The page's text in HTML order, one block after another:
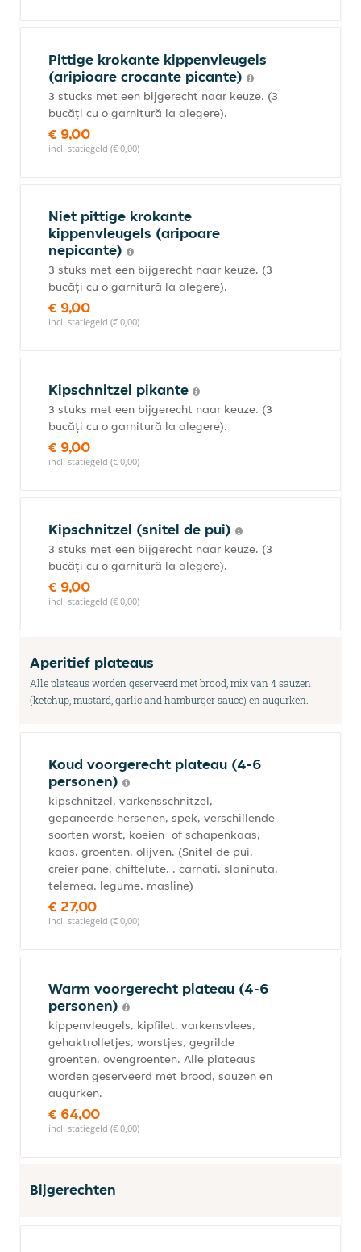
Pittige krokante kippenvleugels
(aripioare crocante picante)
3 stucks met een bijgerecht naar keuze. (3
bucăți cu o garnitură la alegere).
€ 9,00
incl. statiegeld (€ 0,00)
Niet pittige krokante
kippenvleugels (aripoare
nepicante)
3 stuks met een bijgerecht naar keuze. (3
bucăți cu o garnitură la alegere).
€ 9,00
incl. statiegeld (€ 0,00)
Kipschnitzel pikante
3 stuks met een bijgerecht naar keuze. (3
bucăți cu o garnitură la alegere).
€ 9,00
incl. statiegeld (€ 0,00)
Kipschnitzel (snitel de pui)
3 stuks met een bijgerecht naar keuze. (3
bucăți cu o garnitură la alegere).
€ 9,00
incl. statiegeld (€ 0,00)
Aperitief plateaus
Alle plateaus worden geserveerd met brood, mix van 4 sauzen
(ketchup, mustard, garlic and hamburger sauce) en augurken.
Koud voorgerecht plateau (4-6
personen)
kipschnitzel, varkensschnitzel,
gepaneerde hersenen, spek, verschillende
soorten worst, koeien- of schapenkaas,
kaas, groenten, olijven. (Snitel de pui,
creier pane, chiftelute, , carnati, slaninuta,
telemea, legume, masline)
€ 27,00
incl. statiegeld (€ 0,00)
Warm voorgerecht plateau (4-6
personen)
kippenvleugels, kipfilet, varkensvlees,
gehaktrolletjes, worstjes, gegrilde
groenten, ovengroenten. Alle plateaus
worden geserveerd met brood, sauzen en
augurken.
€ 64,00
incl. statiegeld (€ 0,00)
Bijgerechten